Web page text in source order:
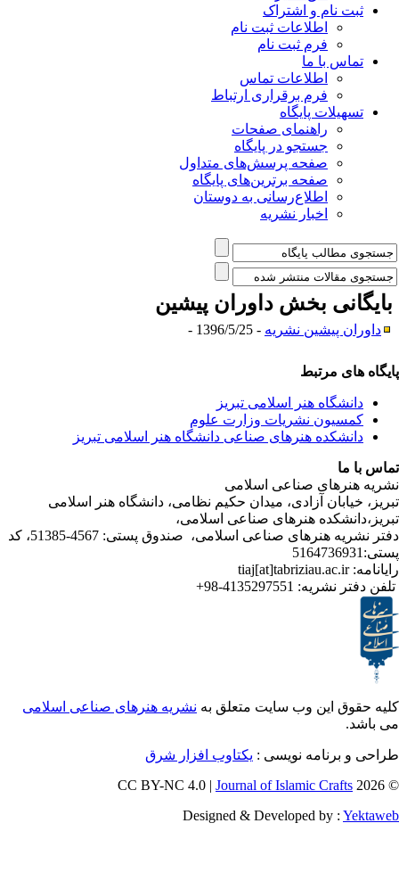
نام و اشتراک
اطلاعات ثبت نام
فرم ثبت نام
با ما
اطلاعات تماس
فرم برقراری ارتباط
پایگاه
راهنمای صفحات
جستجو در پایگاه
صفحه پرسش‌های متداول
صفحه برترین‌های پایگاه
اطلاع‌رسانی به دوستان
اخبار نشریه
بخش داوران پیشین
پیشین نشریه- 1396/5/25 -
مرتبط
هنر اسلامی تبریز
نشریات وزارت علوم
هنرهای صناعی دانشگاه هنر اسلامی تبریز
صناعی اسلامی
آزادی، میدان حکیم نظامی، دانشگاه هنر اسلامی
هنرهای صناعی اسلامی،
دفتر نشریه هنرهای صناعی اسلامی، صندوق پستی: 4567-51385، کد
نشریه:4135297551-98+
این وب سایت متعلق بهنشریه هنرهای صناعی اسلامی
نویسی : یکتاوب افزار شرق
Journal of Islamic
Designed & Developed by :